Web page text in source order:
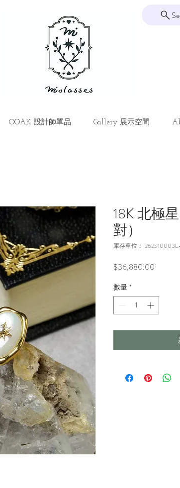
OOAK 設計師單品 Gallery 展示空間
18K 北極
對）
庫存單位：
$36,880.00
數量 *